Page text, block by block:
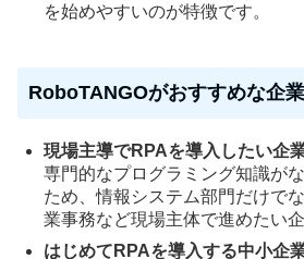
を始めやすいのが特徴です。
RoboTANGOがおすすめな企業
現場主導でRPAを導入したい企
専門的なプログラミング知識が
ため、情報システム部門だけで
業事務など現場主体で進めたい
はじめてRPAを導入する中小企